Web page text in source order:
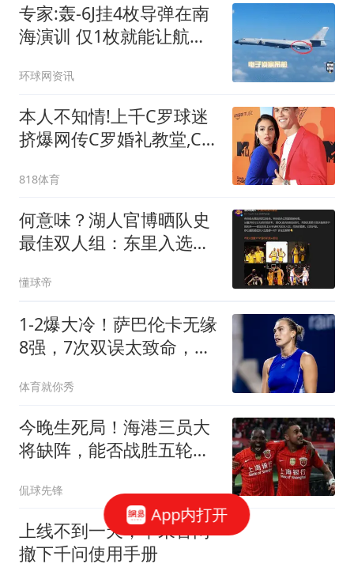
专家:轰-6J挂4枚导弹在南
海演训 仅1枚就能让航母
环球网资讯
本人不知情!上千C罗球迷
挤爆网传C罗婚礼教堂,C
818体育
何意味？湖人官博晒队史
最佳双人组：东里入选，
懂球帝
1-2爆大冷！萨巴伦卡无缘
8强，7次双误太致命，美
体育就你秀
今晚生死局！海港三员大
将缺阵，能否战胜五轮不
侃球先锋
上线不到一天，苹果官网
撤下千问使用手册
App内打开